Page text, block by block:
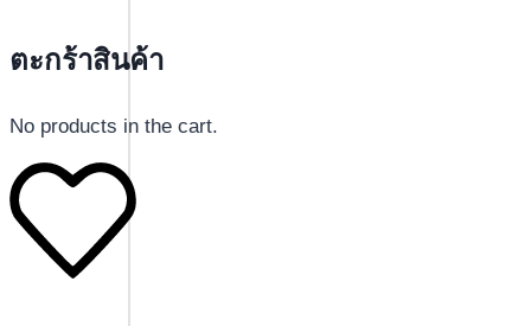
ตะกร้าสินค้า
No products in the cart.